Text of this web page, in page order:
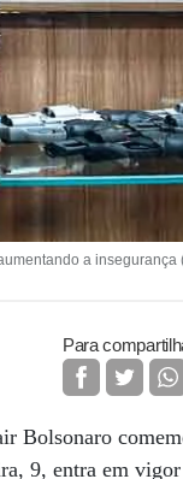
a insegurança
Para
Bolsonaro
9, entra em